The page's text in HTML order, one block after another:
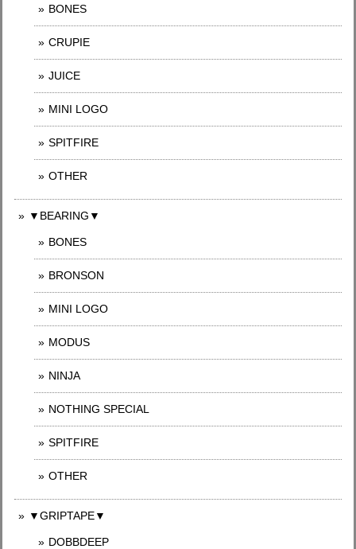
BONES
CRUPIE
JUICE
MINI LOGO
SPITFIRE
OTHER
▼BEARING▼
BONES
BRONSON
MINI LOGO
MODUS
NINJA
NOTHING SPECIAL
SPITFIRE
OTHER
▼GRIPTAPE▼
DOBBDEEP